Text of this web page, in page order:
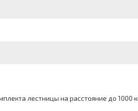
лестницы на расстояние до 1000